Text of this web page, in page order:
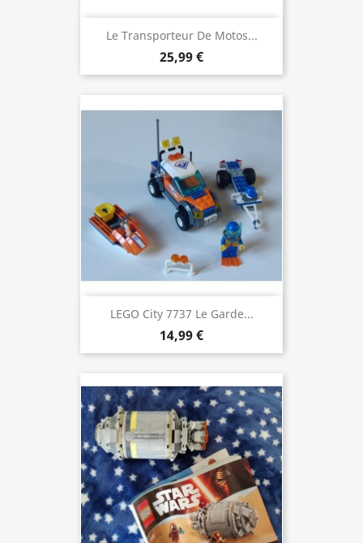
Le Transporteur De Motos...
25,99 €
LEGO City 7737 Le Garde...
14,99 €